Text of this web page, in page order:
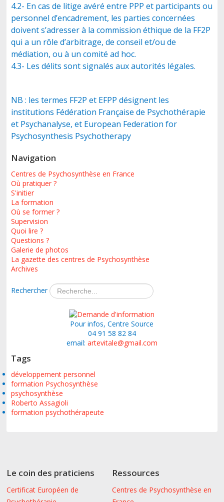
4.2- En cas de litige avéré entre PPP et participants ou
personnel d’encadrement, les parties concernées
doivent s’adresser à la commission éthique de la FF2P
qui a un rôle d’arbitrage, de conseil et/ou de
médiation, ou à un comité ad hoc.
4.3- Les délits sont signalés aux autorités légales.
NB : les termes FF2P et EFPP désignent les
institutions Fédération Française de Psychothérapie
et Psychanalyse, et European Federation for
Psychosynthesis Psychotherapy
Navigation
Centres de Psychosynthèse en France
Où pratiquer ?
S'initier
La formation
Où se former ?
Supervision
Quoi lire ?
Questions ?
Galerie de photos
La gazette des centres de Psychosynthèse
Archives
Rechercher
Pour infos, Centre Source
04 91 58 82 84
email: artevitale@gmail.com
Tags
développement personnel
formation Psychosynthèse
psychosynthèse
Roberto Assagioli
formation psychothérapeute
Le coin des praticiens
Certificat Européen de
Ressources
Centres de Psychosynthèse en